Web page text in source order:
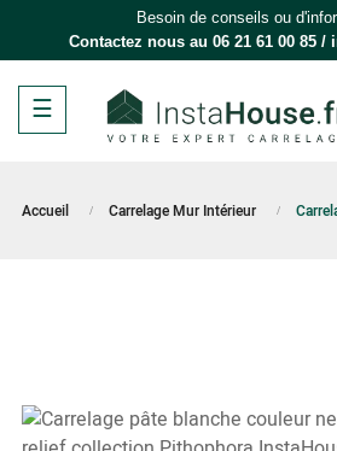
Besoin de conseils ou
Contactez nous au 06 21 61 00 85/
Basculer
la
☰
Accueil Carrelage Mur Intérieur